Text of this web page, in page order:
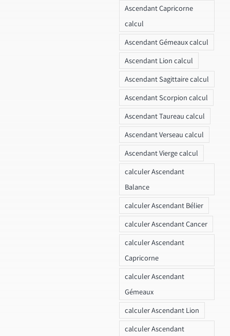
Ascendant Capricorne
calcul
Ascendant Gémeaux calcul
Ascendant Lion calcul
Ascendant Sagittaire calcul
Ascendant Scorpion calcul
Ascendant Taureau calcul
Ascendant Verseau calcul
Ascendant Vierge calcul
calculer Ascendant
Balance
calculer Ascendant Bélier
calculer Ascendant Cancer
calculer Ascendant
Capricorne
calculer Ascendant
Gémeaux
calculer Ascendant Lion
calculer Ascendant